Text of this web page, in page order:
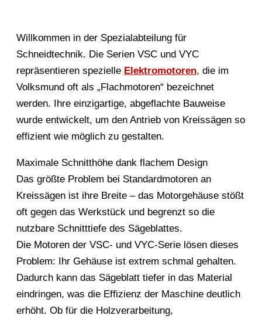
Willkommen in der Spezialabteilung für
Schneidtechnik. Die Serien VSC und VYC
repräsentieren spezielle Elektromotoren, die im
Volksmund oft als „Flachmotoren“ bezeichnet
werden. Ihre einzigartige, abgeflachte Bauweise
wurde entwickelt, um den Antrieb von Kreissägen so
effizient wie möglich zu gestalten.
Maximale Schnitthöhe dank flachem Design
Das größte Problem bei Standardmotoren an
Kreissägen ist ihre Breite – das Motorgehäuse stößt
oft gegen das Werkstück und begrenzt so die
nutzbare Schnitttiefe des Sägeblattes.
Die Motoren der VSC- und VYC-Serie lösen dieses
Problem: Ihr Gehäuse ist extrem schmal gehalten.
Dadurch kann das Sägeblatt tiefer in das Material
eindringen, was die Effizienz der Maschine deutlich
erhöht. Ob für die Holzverarbeitung,